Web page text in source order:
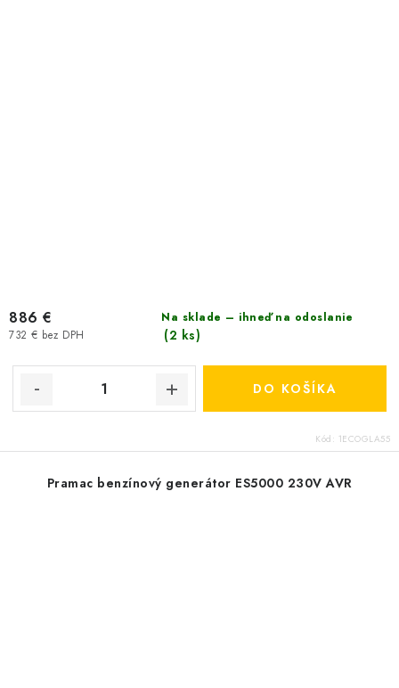
Na sklade – ihneď na odoslanie
(2 ks)
732 € bez DPH
886 €
DO KOŠÍKA
Kód: 1ECOGLA55
Pramac benzínový generátor ES5000 230V AVR